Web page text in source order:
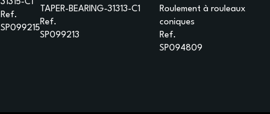
31315-C1
Ref.
SP099215
TAPER-BEARING-31313-C1
Ref.
SP099213
Roulement à rouleaux
coniques
Ref.
SP094809